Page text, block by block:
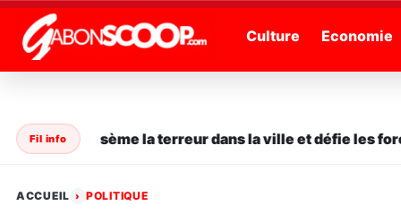
" /> Culture Economie
Fil info
en série sème la terreur dans la ville et défie les
ACCUEIL › POLITIQUE